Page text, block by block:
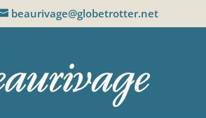
beaurivage@globetrotter.net